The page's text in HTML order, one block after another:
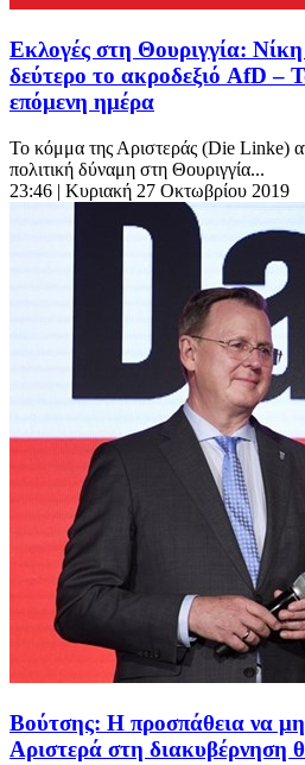
Εκλογές στη Θουριγγία:
δεύτερο το ακροδεξιό AfD –
επόμενη ημέρα
Το κόμμα της Αριστεράς (Die Linke)
πολιτική δύναμη στη Θουριγγία...
23:46 | Κυριακή 27 Οκτωβρίου 2019
Βούτσης: Η προσπάθεια να
Αριστερά στη διακυβέρνηση